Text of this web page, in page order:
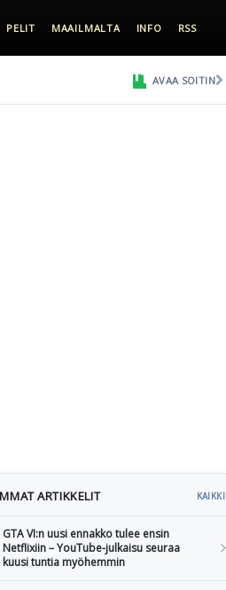
PELIT MAAILMALTA INFO RSS
AVAA SOITIN
ARTIKKELIT KAIKKI
GTA VI:n uusi ennakko tulee ensin
Netflixiin – YouTube-julkaisu seuraa
kuusi tuntia myöhemmin